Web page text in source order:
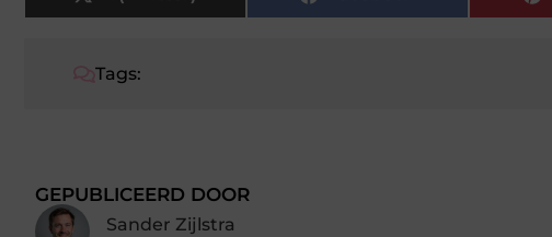
Tags:
GEPUBLICEERD DOOR
Sander Zijlstra